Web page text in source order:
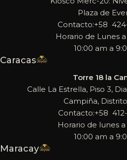
Plaza de
Contacto:+58
Horario de Lunes
10:00 am a
Caracas
Torre 18 la
Calle La Estrella, Piso 3,
Campiña,
Contacto:+58
Horario de lunes
10:00 am a
Maracay